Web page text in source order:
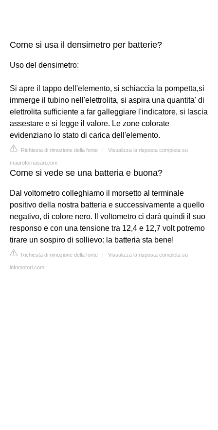
Come si usa il densimetro per batterie?
Uso del densimetro:
Si apre il tappo dell'elemento, si schiaccia la pompetta,si
immerge il tubino nell'elettrolita, si aspira una quantita' di
elettrolita sufficiente a far galleggiare l'indicatore, si lascia
assestare e si legge il valore. Le zone colorate
evidenziano lo stato di carica dell'elemento.
Richiesta di rimozione della fonte | Visualizza la risposta completa su
maurofornasari.com
Come si vede se una batteria e buona?
Dal voltometro colleghiamo il morsetto al terminale
positivo della nostra batteria e successivamente a quello
negativo, di colore nero. Il voltometro ci darà quindi il suo
responso e con una tensione tra 12,4 e 12,7 volt potremo
tirare un sospiro di sollievo: la batteria sta bene!
Richiesta di rimozione della fonte | Visualizza la risposta completa su
infomotori.com